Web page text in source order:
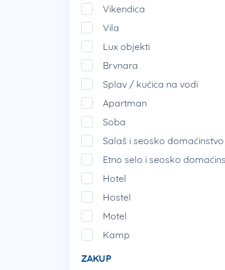
Vikendica
Vila
Lux objekti
Brvnara
Splav / kućica na vodi
Apartman
Soba
Salaš i seosko domaćinstvo
Etno selo i seosko
Hotel
Hostel
Motel
Kamp
ZAKUP